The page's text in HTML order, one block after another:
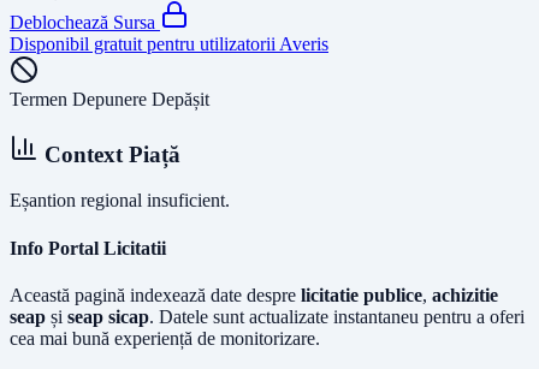
Deblochează Sursa
Disponibil gratuit pentru utilizatorii Averis
Termen Depunere Depășit
Context Piață
Eșantion regional insuficient.
Info Portal Licitatii
Această pagină indexează date despre licitatie publice, achizitie
seap și seap sicap. Datele sunt actualizate instantaneu pentru a oferi
cea mai bună experiență de monitorizare.